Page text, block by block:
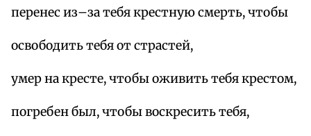
перенес из–за тебя крестную смерть, чтобы
освободить тебя от страстей,
умер на кресте, чтобы оживить тебя крестом,
погребен был, чтобы воскресить тебя,